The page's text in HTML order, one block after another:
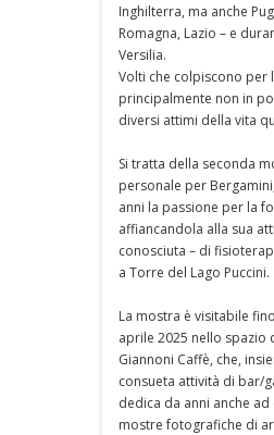
Inghilterra, ma anche
Romagna, Lazio – e
Versilia.
Volti che colpiscono per
principalmente non in
diversi attimi della vita
Si tratta della seconda
personale per
anni la passione per la
affiancandola alla sua
conosciuta – di
a Torre del Lago Puccini.
La mostra è visitabile
aprile 2025 nello spazio
Giannoni Caffè, che,
consueta attività di bar/
dedica da anni anche
mostre fotografiche di